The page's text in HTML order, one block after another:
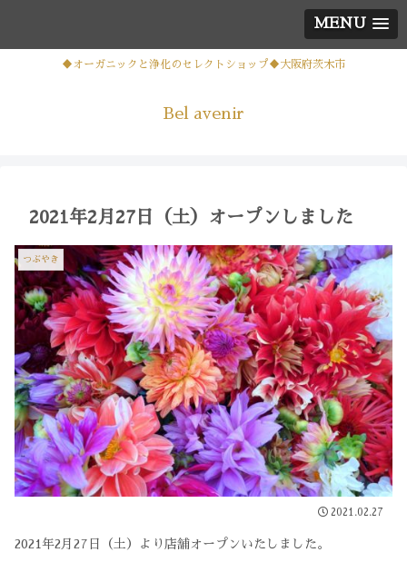
MENU
♦オーガニックと浄化のセレクトショップ♦大阪府茨木市
Bel avenir
2021年2月27日（土）オープンしました
つぶやき
2021.02.27
2021年2月27日（土）より店舗オープンいたしました。